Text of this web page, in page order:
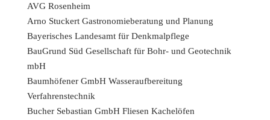
AVG Rosenheim
Arno Stuckert Gastronomieberatung und Planung
Bayerisches Landesamt für Denkmalpflege
BauGrund Süd Gesellschaft für Bohr- und Geotechnik
mbH
Baumhöfener GmbH Wasseraufbereitung
Verfahrenstechnik
Bucher Sebastian GmbH Fliesen Kachelöfen